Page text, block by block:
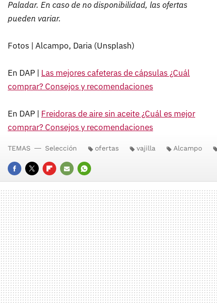
Paladar. En caso de no disponibilidad, las ofertas
pueden variar.
Fotos | Alcampo, Daria (Unsplash)
En DAP | Las mejores cafeteras de cápsulas ¿Cuál
comprar? Consejos y recomendaciones
En DAP | Freidoras de aire sin aceite ¿Cuál es mejor
comprar? Consejos y recomendaciones
FACEBOOK
TWITTERFLIPBOARD
E-
MAIL
WHATSAPP
TEMAS Selección ofertas vajilla Alcampo